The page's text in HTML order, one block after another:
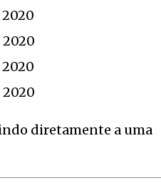
2020
2020
diretamente a uma